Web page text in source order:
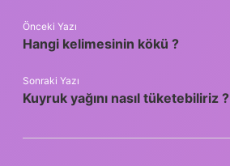
Önceki Yazı
Hangi kelimesinin kökü ?
Sonraki Yazı
Kuyruk yağını nasıl tüketebiliriz ?